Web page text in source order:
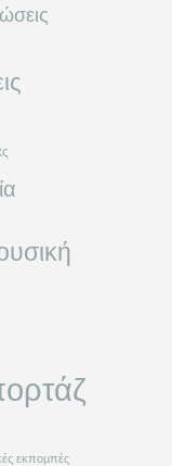
εκπομπές